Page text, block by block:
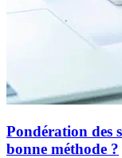
Pondération des
bonne méthode ?